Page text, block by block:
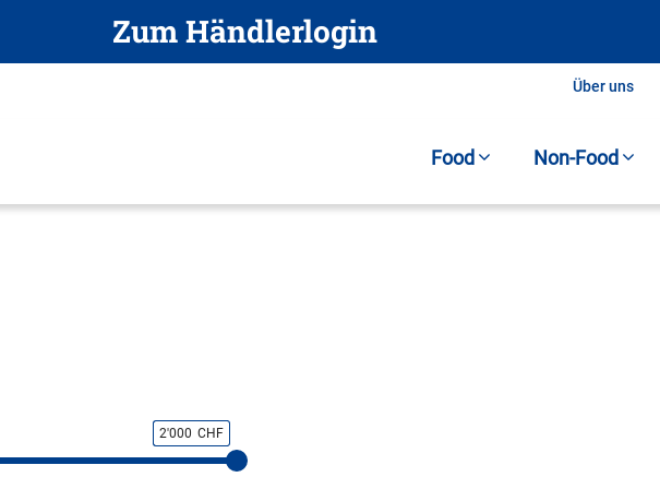
Zum Händlerlogin
Über uns
Food Non-Food
2'000 CHF